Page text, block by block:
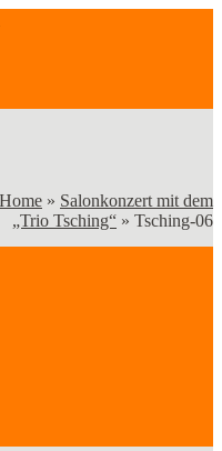
Home » Salonkonzert mit dem
„Trio Tsching“ » Tsching-06